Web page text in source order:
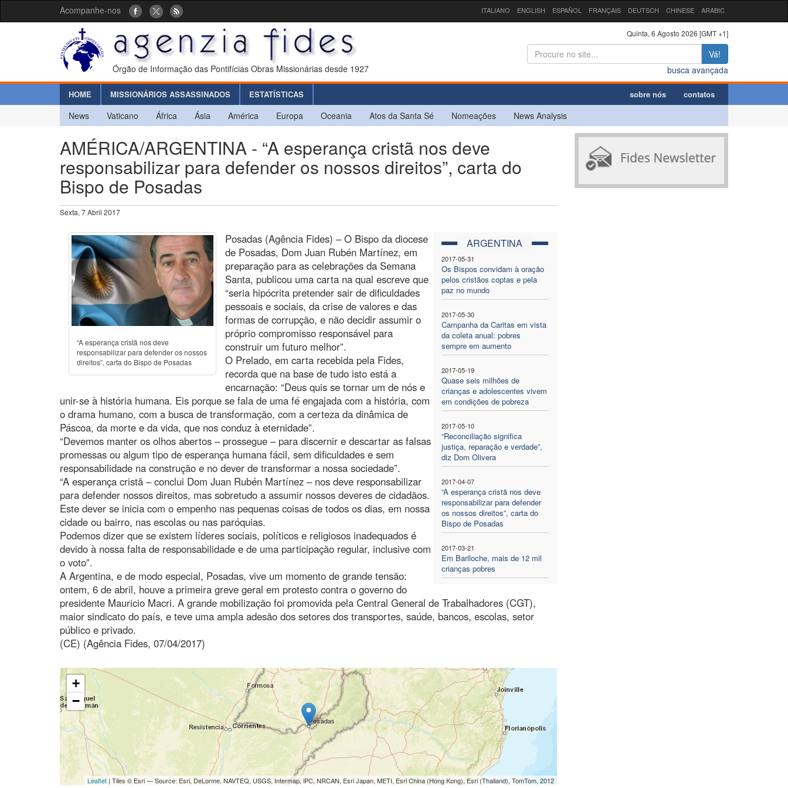
Acompanhe-nos ITALIANO ENGLISH ESPAÑOL FRANÇAIS DEUTSCH CHINESE ARABIC
Órgão de Informação das Pontifícias Obras Missionárias desde 1927
Quinta, 6 Agosto 2026 [GMT +1]
Vá!
busca avançada
HOME MISSIONÁRIOS ASSASSINADOS ESTATÍSTICAS sobre nós contatos
News Vaticano África Ásia América Europa Oceania Atos da Santa Sé Nomeações News Analysis
AMÉRICA/ARGENTINA - “A esperança cristã nos deve
responsabilizar para defender os nossos direitos”, carta do
Bispo de Posadas
Sexta, 7 Abril 2017
“A esperança cristã nos deve
responsabilizar para defender os nossos
direitos”, carta do Bispo de Posadas
ARGENTINA
2017-05-31
Os Bispos convidam à oração
pelos cristãos coptas e pela
paz no mundo
2017-05-30
Campanha da Caritas em vista
da coleta anual: pobres
sempre em aumento
2017-05-19
Quase seis milhões de
crianças e adolescentes vivem
em condições de pobreza
2017-05-10
“Reconciliação significa
justiça, reparação e verdade”,
diz Dom Olivera
2017-04-07
“A esperança cristã nos deve
responsabilizar para defender
os nossos direitos”, carta do
Bispo de Posadas
2017-03-21
Em Bariloche, mais de 12 mil
crianças pobres
Posadas (Agência Fides) – O Bispo da diocese
de Posadas, Dom Juan Rubén Martínez, em
preparação para as celebrações da Semana
Santa, publicou uma carta na qual escreve que
“seria hipócrita pretender sair de dificuldades
pessoais e sociais, da crise de valores e das
formas de corrupção, e não decidir assumir o
próprio compromisso responsável para
construir um futuro melhor”.
O Prelado, em carta recebida pela Fides,
recorda que na base de tudo isto está a
encarnação: “Deus quis se tornar um de nós e
unir-se à história humana. Eis porque se fala de uma fé engajada com a história, com
o drama humano, com a busca de transformação, com a certeza da dinâmica de
Páscoa, da morte e da vida, que nos conduz à eternidade”.
“Devemos manter os olhos abertos – prossegue – para discernir e descartar as falsas
promessas ou algum tipo de esperança humana fácil, sem dificuldades e sem
responsabilidade na construção e no dever de transformar a nossa sociedade”.
“A esperança cristã – conclui Dom Juan Rubén Martínez – nos deve responsabilizar
para defender nossos direitos, mas sobretudo a assumir nossos deveres de cidadãos.
Este dever se inicia com o empenho nas pequenas coisas de todos os dias, em nossa
cidade ou bairro, nas escolas ou nas paróquias.
Podemos dizer que se existem líderes sociais, políticos e religiosos inadequados é
devido à nossa falta de responsabilidade e de uma participação regular, inclusive com
o voto”.
A Argentina, e de modo especial, Posadas, vive um momento de grande tensão:
ontem, 6 de abril, houve a primeira greve geral em protesto contra o governo do
presidente Mauricio Macri. A grande mobilização foi promovida pela Central General de Trabalhadores (CGT),
maior sindicato do país, e teve uma ampla adesão dos setores dos transportes, saúde, bancos, escolas, setor
público e privado.
(CE) (Agência Fides, 07/04/2017)
+
−
Leaflet| Tiles © Esri — Source: Esri, DeLorme, NAVTEQ, USGS, Intermap, iPC, NRCAN, Esri Japan, METI, Esri China (Hong Kong), Esri (Thailand), TomTom, 2012